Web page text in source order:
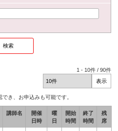
1 - 10件 /90件
き、お申込みも可能です。
講師名
開催
日時
曜
日
開始
時間
終了
時間
残
席